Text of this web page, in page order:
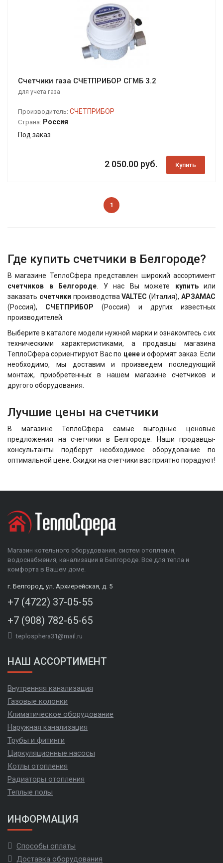
Счетчики газа СЧЕТПРИБОР СГМБ 3.2
для учета газа
Производитель: СЧЕТПРИБОР
Страна: Россия
Под заказ
2 050.00 руб. Купить
1
Где купить счетчики в Белгороде?
В магазине ТеплоСфера представлен широкий ассортимент
счетчиков в Белгороде. У нас Вы можете купитьили
заказать счетчики производстваVALTEC (Италия),АРЗАМАС
(Россия), СЧЕТПРИБОР (Россия) и других известных
производителей.
Выберите в каталоге модели нужной марки и ознакомтесь с их
техническими характеристиками, а продавцы магазина
ТеплоСфера сориентируют Вас по ценеи оформят заказ. Если
необходимо, мы доставим и произведем последующий
монтаж, приобретенных в нашем магазине счетчиков и
другого оборудования.
Лучшие цены на счетчики
В магазине ТеплоСфера самые выгодные ценовые
предложения на счетчики в Белгороде. Наши продавцы-
консультанты подберут необходимое оборудование по
оптимальной цене. Скидки на счетчики вас приятно порадуют!
Магазин котельного оборудования, систем отопления,
водоснабжения, канализации в Белгороде. Все для тепла и
комфорта в Вашем доме.
г. Белгород, ул. Архиерейская, д. 5
+7 (4722) 37-05-55
+7 (908) 782-65-65
teplosphera31@mail.ru
НАШ АССОРТИМЕНТ
Внутренняя канализация
Газовые колонки
Климатическое оборудование
Наружная канализация
Трубы и фитинги
Циркуляционные насосы
Котлы отопления
Радиаторы отопления
Теплые полы
ИНФОРМАЦИЯ
Способы оплаты
Доставка оборудования